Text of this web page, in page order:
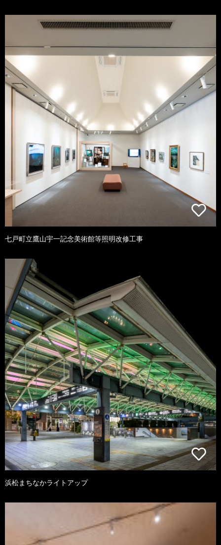
七戸町立鷹山宇一記念美術館等照明改修工事
浜松まちなかライトアップ